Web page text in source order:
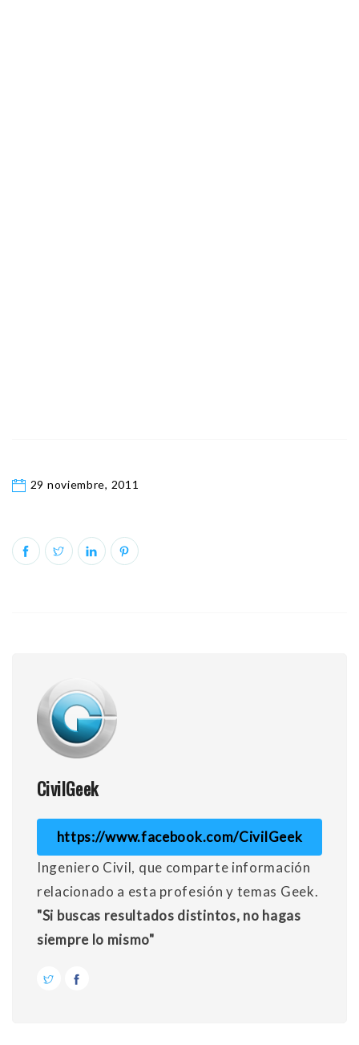
29 noviembre, 2011
CivilGeek
https://www.facebook.com/CivilGeek
Ingeniero Civil, que comparte información
relacionado a esta profesión y temas Geek.
"Si buscas resultados distintos, no hagas
siempre lo mismo"